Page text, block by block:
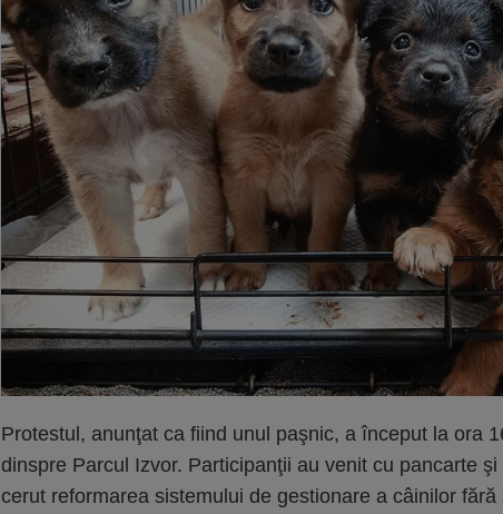
Protestul, anunţat ca fiind unul paşnic, a început la ora
dinspre Parcul Izvor. Participanţii au venit cu pancarte
cerut reformarea sistemului de gestionare a câinilor